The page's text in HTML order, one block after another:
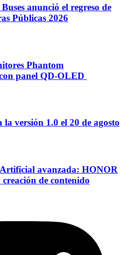
anunció el regreso de
Públicas 2026
Phantom
panel QD-OLED
versión 1.0 el 20 de agosto
avanzada: HONOR
de contenido